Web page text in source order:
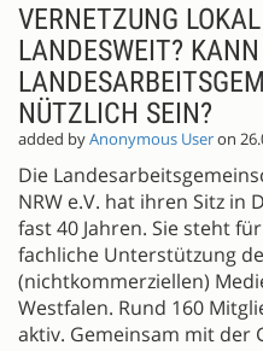
VERNETZUNG
LANDESWEIT?
NÜTZLICH SEIN?
added byAnonymous Useron
Die
NRW e.V. hat ihren Sitz in
fast 40 Jahren. Sie steht
fachliche Unterstützung
(nichtkommerziellen)
Westfalen. Rund 160
aktiv. Gemeinsam mit der